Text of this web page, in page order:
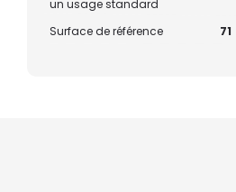
un usage standard
Surface de référence 71